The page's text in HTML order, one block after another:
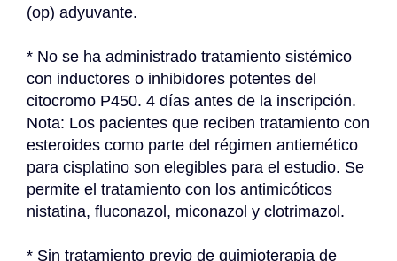
(op) adyuvante.
* No se ha administrado tratamiento sistémico
con inductores o inhibidores potentes del
citocromo P450. 4 días antes de la inscripción.
Nota: Los pacientes que reciben tratamiento con
esteroides como parte del régimen antiemético
para cisplatino son elegibles para el estudio. Se
permite el tratamiento con los antimicóticos
nistatina, fluconazol, miconazol y clotrimazol.
* Sin tratamiento previo de quimioterapia de